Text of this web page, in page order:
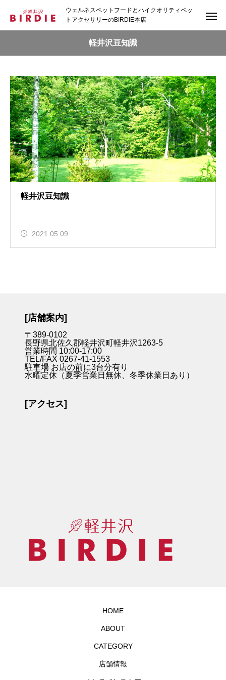
ウェルネスペットフードとハイクオリティペッ
トアクセサリーのBIRDIE本店
軽井沢豆知識
軽井沢豆知識
2021.05.09
[店舗案内]
〒389-0102
長野県北佐久郡軽井沢町軽井沢1263-5
営業時間 10:00-17:00
TEL/FAX 0267-41-1553
駐車場 お店の前に3台分有り
水曜定休（夏季営業日無休、冬季休業日あり）
[アクセス]
HOME
ABOUT
CATEGORY
店舗情報